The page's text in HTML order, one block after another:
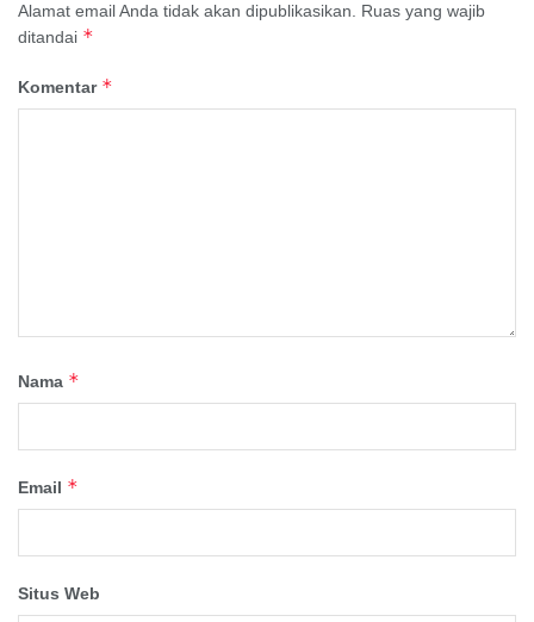
Alamat email Anda tidak akan dipublikasikan.
Ruas yang wajib
ditandai *
Komentar *
Nama *
Email *
Situs Web